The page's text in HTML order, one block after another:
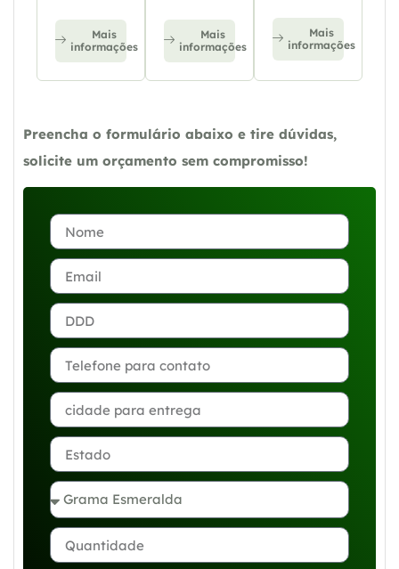
Mais
informações
Mais
informações
Mais
informações
Preencha o formulário abaixo e tire dúvidas,
solicite um orçamento sem compromisso!